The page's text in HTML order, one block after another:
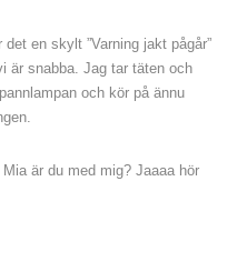
en skylt ”Varning jakt pågår”
är snabba. Jag tar täten och
och kör på ännu
är du med mig? Jaaaa hör